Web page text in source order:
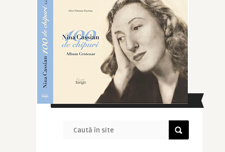
CAUTĂ ÎN SITE